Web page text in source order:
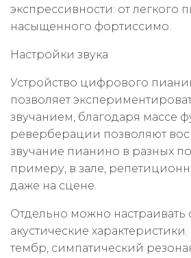
экспрессивности: от легкого
насыщенного фортиссимо.
Настройки звука
Устройство цифрового
позволяет
звучанием, благодаря массе
реверберации позволяют
звучание пианино в разных
примеру, в зале,
даже на сцене.
Отдельно можно
акустические
тембр, симпатический